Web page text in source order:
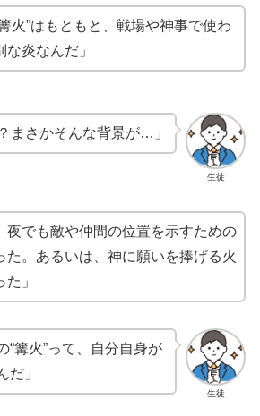
篝火”はもともと、戦場や神事で使わ
な炎なんだ」
生徒
まさかそんな背景が…」
夜でも敵や仲間の位置を示すための
た。あるいは、神に願いを捧げる火
」
生徒
“篝火”って、自分自身が
だ」